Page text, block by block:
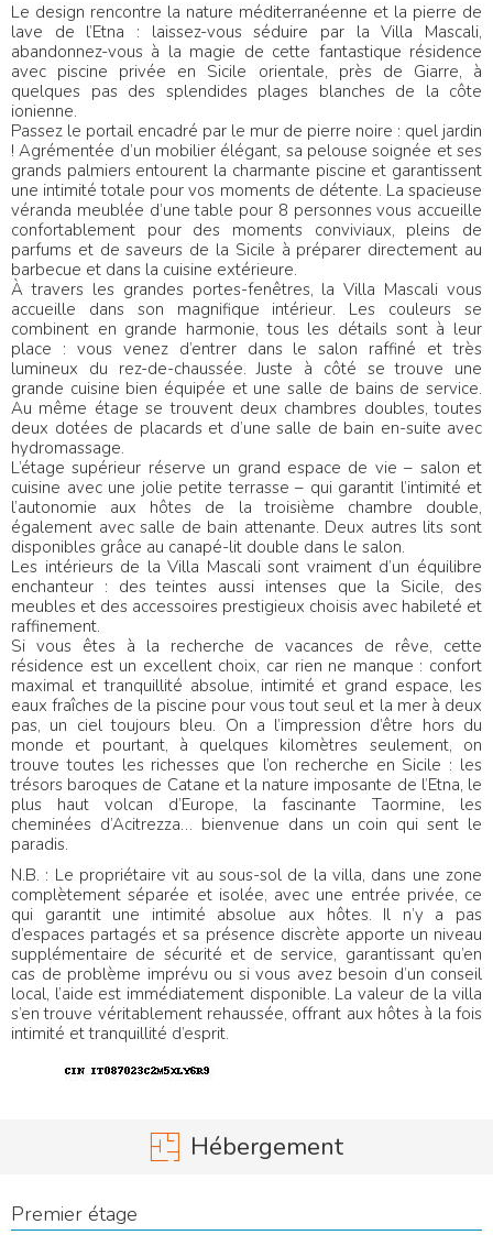
Le design rencontre la nature méditerranéenne et la pierre de
lave de l’Etna : laissez-vous séduire par la Villa Mascali,
abandonnez-vous à la magie de cette fantastique résidence
avec piscine privée en Sicile orientale, près de Giarre, à
quelques pas des splendides plages blanches de la côte
ionienne.
Passez le portail encadré par le mur de pierre noire : quel jardin
! Agrémentée d’un mobilier élégant, sa pelouse soignée et ses
grands palmiers entourent la charmante piscine et garantissent
une intimité totale pour vos moments de détente. La spacieuse
véranda meublée d’une table pour 8 personnes vous accueille
confortablement pour des moments conviviaux, pleins de
parfums et de saveurs de la Sicile à préparer directement au
barbecue et dans la cuisine extérieure.
À travers les grandes portes-fenêtres, la Villa Mascali vous
accueille dans son magnifique intérieur. Les couleurs se
combinent en grande harmonie, tous les détails sont à leur
place : vous venez d’entrer dans le salon raffiné et très
lumineux du rez-de-chaussée. Juste à côté se trouve une
grande cuisine bien équipée et une salle de bains de service.
Au même étage se trouvent deux chambres doubles, toutes
deux dotées de placards et d’une salle de bain en-suite avec
hydromassage.
L’étage supérieur réserve un grand espace de vie – salon et
cuisine avec une jolie petite terrasse – qui garantit l’intimité et
l’autonomie aux hôtes de la troisième chambre double,
également avec salle de bain attenante. Deux autres lits sont
disponibles grâce au canapé-lit double dans le salon.
Les intérieurs de la Villa Mascali sont vraiment d’un équilibre
enchanteur : des teintes aussi intenses que la Sicile, des
meubles et des accessoires prestigieux choisis avec habileté et
raffinement.
Si vous êtes à la recherche de vacances de rêve, cette
résidence est un excellent choix, car rien ne manque : confort
maximal et tranquillité absolue, intimité et grand espace, les
eaux fraîches de la piscine pour vous tout seul et la mer à deux
pas, un ciel toujours bleu. On a l’impression d’être hors du
monde et pourtant, à quelques kilomètres seulement, on
trouve toutes les richesses que l’on recherche en Sicile : les
trésors baroques de Catane et la nature imposante de l’Etna, le
plus haut volcan d’Europe, la fascinante Taormine, les
cheminées d’Acitrezza… bienvenue dans un coin qui sent le
paradis.
N.B. : Le propriétaire vit au sous-sol de la villa, dans une zone
complètement séparée et isolée, avec une entrée privée, ce
qui garantit une intimité absolue aux hôtes. Il n’y a pas
d’espaces partagés et sa présence discrète apporte un niveau
supplémentaire de sécurité et de service, garantissant qu’en
cas de problème imprévu ou si vous avez besoin d’un conseil
local, l’aide est immédiatement disponible. La valeur de la villa
s’en trouve véritablement rehaussée, offrant aux hôtes à la fois
intimité et tranquillité d’esprit.
Hébergement
Premier étage